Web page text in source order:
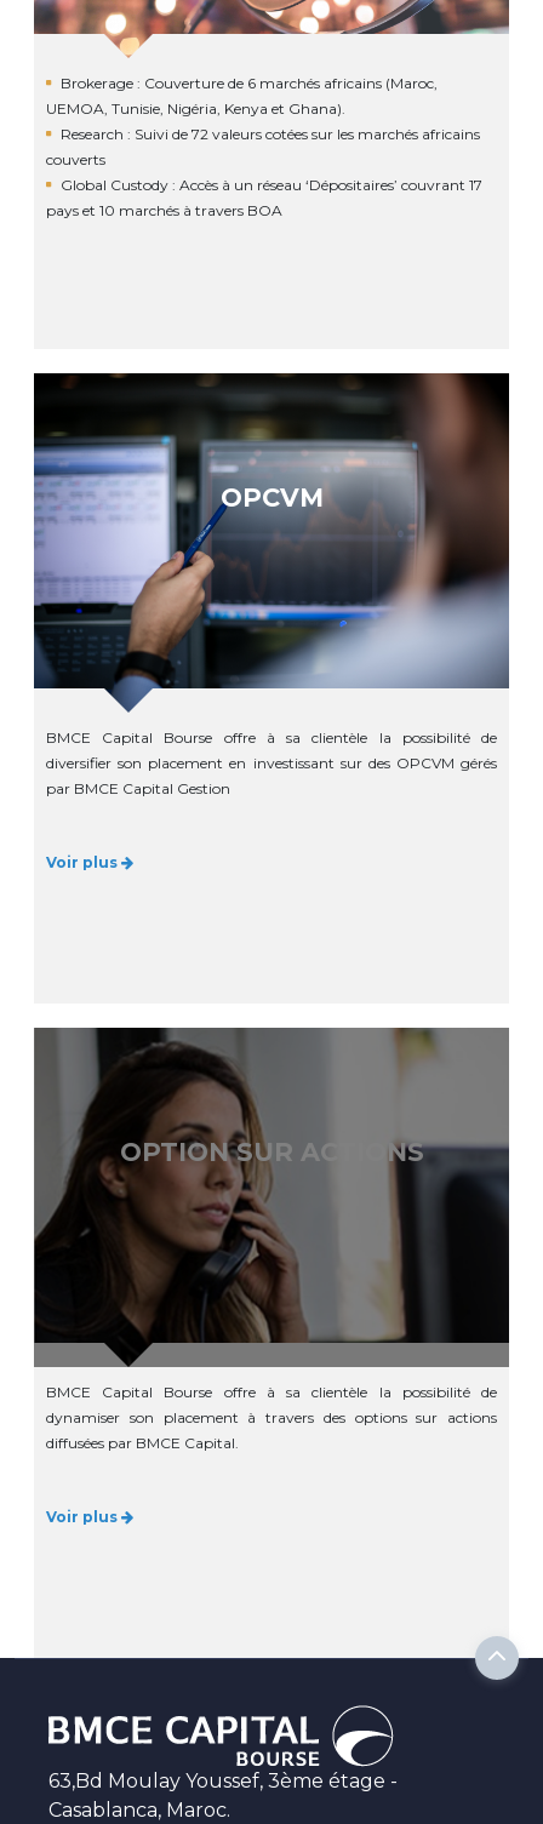
Brokerage : Couverture de 6 marchés africains (Maroc,
UEMOA, Tunisie, Nigéria, Kenya et Ghana).
Research : Suivi de 72 valeurs cotées sur les marchés africains
couverts
Global Custody : Accès à un réseau ‘Dépositaires’ couvrant 17
pays et 10 marchés à travers BOA
OPCVM
BMCE Capital Bourse offre à sa clientèle la possibilité de
diversifier son placement en investissant sur des OPCVM gérés
par BMCE Capital Gestion
Voir plus
OPTION SUR ACTIONS
BMCE Capital Bourse offre à sa clientèle la possibilité de
dynamiser son placement à travers des options sur actions
diffusées par BMCE Capital.
Voir plus
63,Bd Moulay Youssef, 3ème étage -
Casablanca, Maroc.